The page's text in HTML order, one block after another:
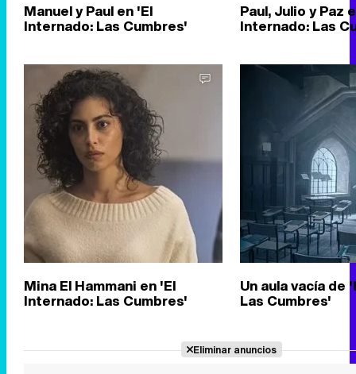
Manuel y Paul en 'El
Internado: Las Cumbres'
Paul, Julio y Paz
Internado: Las
Mina El Hammani en 'El
Internado: Las Cumbres'
Un aula vacía de
Las Cumbres'
Eliminar anuncios